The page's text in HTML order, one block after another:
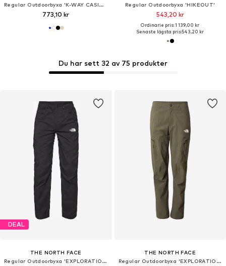
Regular Outdoorbyxa 'K-WAY CASIMIR POLY COTTON BERMUDA'
773,10 kr
Regular Outdoorbyxa 'HIKEOUT'
543,20 kr
Ordinarie pris: 1 139,00 kr
Senaste lägsta pris:543,20 kr
Du har sett 32 av 75 produkter
DEAL
THE NORTH FACE
Regular Outdoorbyxa 'EXPLORATION'
THE NORTH FACE
Regular Outdoorbyxa 'EXPLORATION'